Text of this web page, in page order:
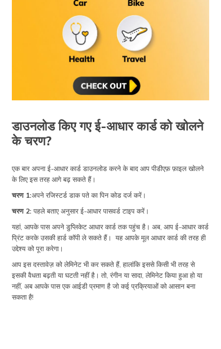
डाउनलोड किए गए ई-आधार कार्ड को खोलने
के चरण?
एक बार अपना ई-आधार कार्ड डाउनलोड करने के बाद आप पीडीएफ़ फ़ाइल खोलने
के लिए इस तरह आगे बढ़ सकते हैं।
चरण 1:अपने रजिस्टर्ड डाक पते का पिन कोड दर्ज करें।
चरण 2: पहले बताए अनुसार ई-आधार पासवर्ड टाइप करें।
यहां, आपके पास अपने डुप्लिकेट आधार कार्ड तक पहुंच है। अब, आप ई-आधार कार्ड
प्रिंट करके उसकी हार्ड कॉपी ले सकते हैं। यह आपके मूल आधार कार्ड की तरह ही
उद्देश्य को पूरा करेगा।
आप इस दस्तावेज़ को लेमिनेट भी कर सकते हैं, हालांकि इससे किसी भी तरह से
इसकी वैधता बढ़ती या घटती नहीं है। तो, रंगीन या सादा, लेमिनेट किया हुआ हो या
नहीं, अब आपके पास एक आईडी प्रमाण है जो कई प्रक्रियाओं को आसान बना
सकता है!